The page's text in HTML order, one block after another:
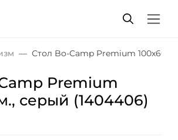
Стол Bo-Camp Premium 100x60
Premium
серый (1404406)